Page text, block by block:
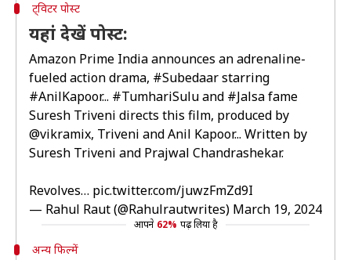
ट्विटर पोस्ट
यहां देखें पोस्ट:
Amazon Prime India announces an adrenaline-
fueled action drama, #Subedaarstarring
#AnilKapoor... #TumhariSuluand #Jalsafame
Suresh Triveni directs this film, produced by
@vikramix, Triveni and Anil Kapoor... Written by
Suresh Triveni and Prajwal Chandrashekar.
Revolves… pic.twitter.com/juwzFmZd9I
— Rahul Raut (@Rahulrautwrites) March 19, 2024
आपने 62% पढ़ लिया है
अन्य फिल्में